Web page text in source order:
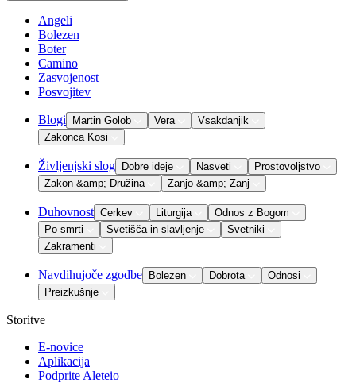
Angeli
Bolezen
Boter
Camino
Zasvojenost
Posvojitev
Blogi Martin Golob Vera
Vsakdanjik
Zakonca Kosi
Življenjski slog Dobre ideje Nasveti
Prostovoljstvo
Zakon &amp; Družina
Zanjo &amp; Zanj
Duhovnost Cerkev Liturgija
Odnos z Bogom
Po smrti
Svetišča in slavljenje
Svetniki
Zakramenti
Navdihujoče zgodbe Bolezen Dobrota
Odnosi
Preizkušnje
Storitve
E-novice
Aplikacija
Podprite Aleteio